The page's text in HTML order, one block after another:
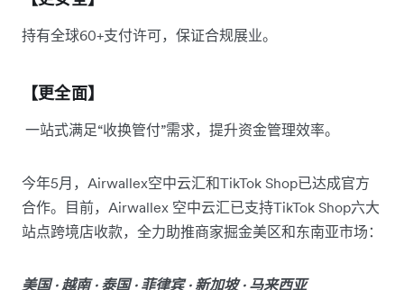
持有全球60+支付许可，保证合规展业。
【更全面】
一站式满足“收换管付”需求，提升资金管理效率。
今年5月，Airwallex空中云汇和TikTok Shop已达成官方
合作。目前，Airwallex 空中云汇已支持TikTok Shop六大
站点跨境店收款，全力助推商家掘金美区和东南亚市场：
美国 · 越南 · 泰国 · 菲律宾 · 新加坡 · 马来西亚